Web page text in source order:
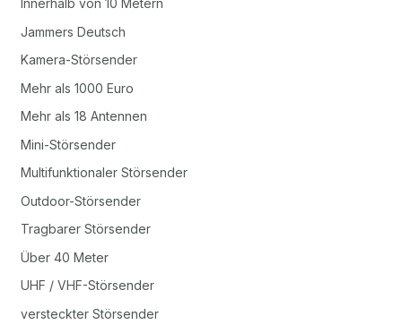
Innerhalb von 10 Metern
Jammers Deutsch
Kamera-Störsender
Mehr als 1000 Euro
Mehr als 18 Antennen
Mini-Störsender
Multifunktionaler Störsender
Outdoor-Störsender
Tragbarer Störsender
Über 40 Meter
UHF / VHF-Störsender
versteckter Störsender